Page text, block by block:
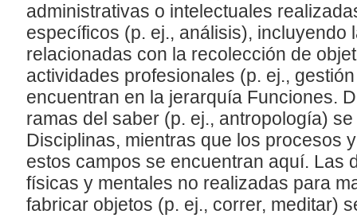
administrativas o intelectuales
específicos (p. ej., análisis), incluyendo
relacionadas con la recolección de
actividades profesionales (p. ej.,
encuentran en la jerarquía Funciones.
ramas del saber (p. ej., antropología)
Disciplinas, mientras que los procesos
estos campos se encuentran aquí. Las
físicas y mentales no realizadas para
fabricar objetos (p. ej., correr, meditar)